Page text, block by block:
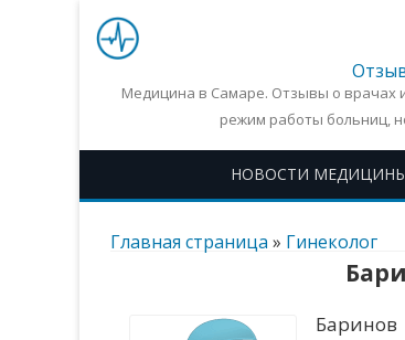
Медицина в Самаре. Отзывы о врачах
режим работы больниц,
НОВОСТИ
Главная страница » Гинеколог